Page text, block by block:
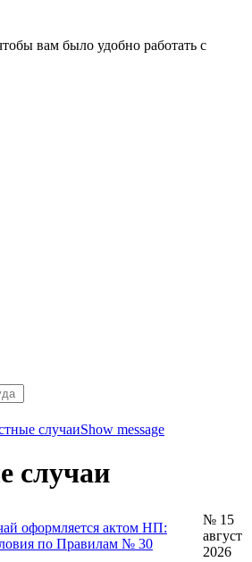
вам было удобно работать с
случаиShow message
случаи
оформляется актом НП:
по Правилам № 30
№ 15
август
2026